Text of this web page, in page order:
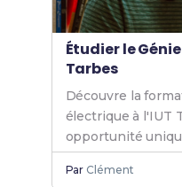
Étudier le
Tarbes
Découvre la
électrique à l'IUT
opportunité
un cadre
nous et booste ta
Par Clément